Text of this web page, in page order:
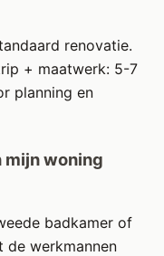
renovatie.
+ maatwerk: 5-7
planning en
mijn woning
badkamer of
de werkmannen